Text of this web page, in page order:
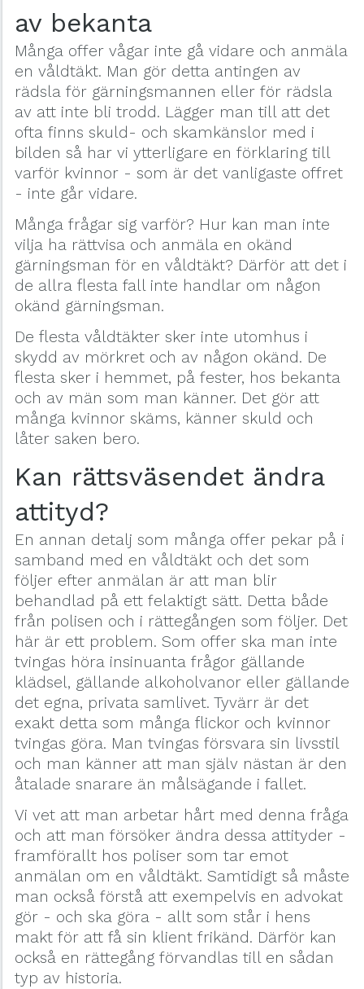
av bekanta
Många offer vågar inte gå vidare och anmäla
en våldtäkt. Man gör detta antingen av
rädsla för gärningsmannen eller för rädsla
av att inte bli trodd. Lägger man till att det
ofta finns skuld- och skamkänslor med i
bilden så har vi ytterligare en förklaring till
varför kvinnor - som är det vanligaste offret
- inte går vidare.
Många frågar sig varför? Hur kan man inte
vilja ha rättvisa och anmäla en okänd
gärningsman för en våldtäkt? Därför att det i
de allra flesta fall inte handlar om någon
okänd gärningsman.
De flesta våldtäkter sker inte utomhus i
skydd av mörkret och av någon okänd. De
flesta sker i hemmet, på fester, hos bekanta
och av män som man känner. Det gör att
många kvinnor skäms, känner skuld och
låter saken bero.
Kan rättsväsendet ändra
attityd?
En annan detalj som många offer pekar på i
samband med en våldtäkt och det som
följer efter anmälan är att man blir
behandlad på ett felaktigt sätt. Detta både
från polisen och i rättegången som följer. Det
här är ett problem. Som offer ska man inte
tvingas höra insinuanta frågor gällande
klädsel, gällande alkoholvanor eller gällande
det egna, privata samlivet. Tyvärr är det
exakt detta som många flickor och kvinnor
tvingas göra. Man tvingas försvara sin livsstil
och man känner att man själv nästan är den
åtalade snarare än målsägande i fallet.
Vi vet att man arbetar hårt med denna fråga
och att man försöker ändra dessa attityder -
framförallt hos poliser som tar emot
anmälan om en våldtäkt. Samtidigt så måste
man också förstå att exempelvis en advokat
gör - och ska göra - allt som står i hens
makt för att få sin klient frikänd. Därför kan
också en rättegång förvandlas till en sådan
typ av historia.